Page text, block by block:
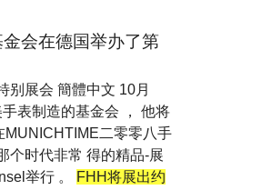
会在德国举办了第
别展会 簡體中文 10月
表制造的基金会 ， 他将
MUNICHTIME二零零八手
个时代非常 得的精品-展
举行 。
FHH将展出约